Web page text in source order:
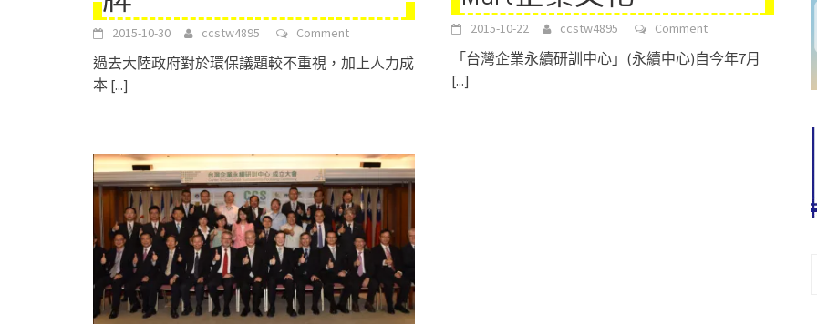
2015-10-30 ccstw4895 Comment
過去大陸政府對於環保議題較不重視，加上人力成
本 [...]
2015-10-22 ccstw4895 Comment
「台灣企業永續研訓中心」(永續中心)自今年7月
[...]